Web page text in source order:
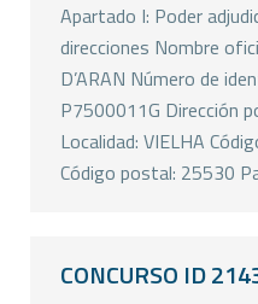
Apartado I: Poder
direcciones Nombre
D’ARAN Número de
P7500011G Dirección
Localidad: VIELHA
Código postal: 25530
CONCURSO ID